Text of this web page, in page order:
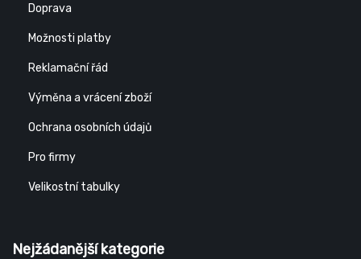
Doprava
Možnosti platby
Reklamační řád
Výměna a vrácení zboží
Ochrana osobních údajů
Pro firmy
Velikostní tabulky
Nejžádanější kategorie